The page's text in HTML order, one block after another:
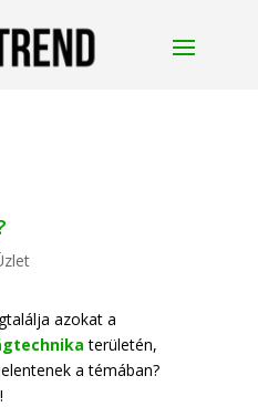
azokat a
területén,
a témában?